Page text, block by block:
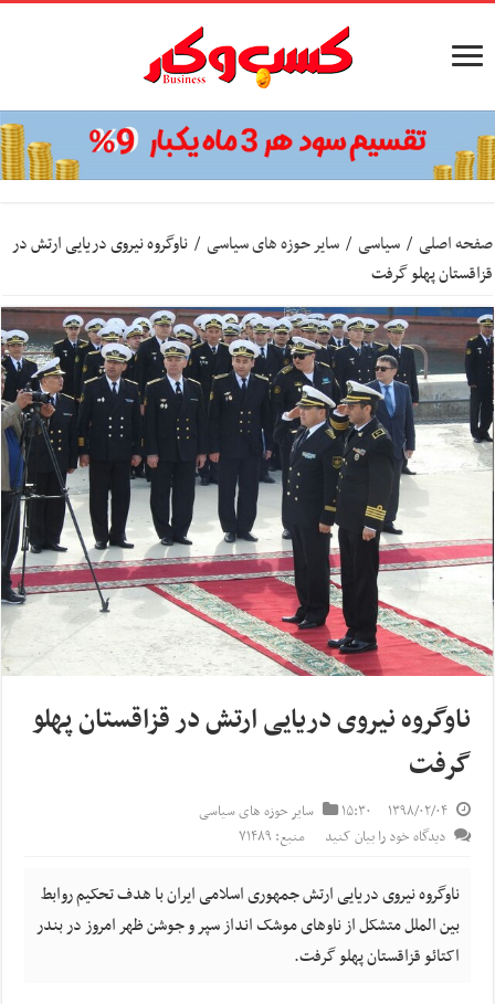
صفحه اصلی / سیاسی / سایر حوزه های سیاسی / ناوگروه نیروی دریایی ارتش در
قزاقستان پهلو گرفت
ناوگروه نیروی دریایی ارتش در قزاقستان پهلو
گرفت
۱۳۹۸/۰۲/۰۴ ۱۵:۳۰
سایر حوزه های سیاسی
دیدگاه خود را بیان کنید
منبع: ۷۱۴۸۹
ناوگروه نیروی دریایی ارتش جمهوری اسلامی ایران با هدف تحکیم روابط
بین الملل متشکل از ناوهای موشک انداز سپر و جوشن ظهر امروز در بندر
اکتائو قزاقستان پهلو گرفت.